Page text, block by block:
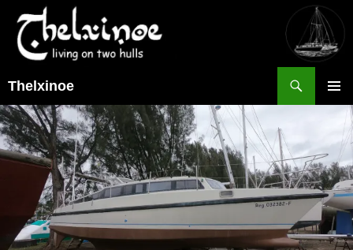
Thelxinoe
MENÜ
INHALT
SPRINGEN